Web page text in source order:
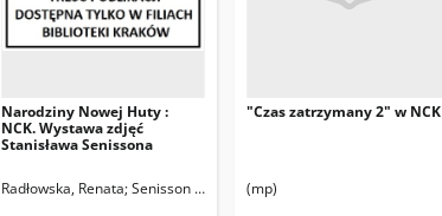
Narodziny Nowej Huty :
NCK. Wystawa zdjęć
Stanisława Senissona
Radłowska, Renata Senisson , Stanisław. Fot.
"Czas zatrzymany 2" w NCK
(mp)